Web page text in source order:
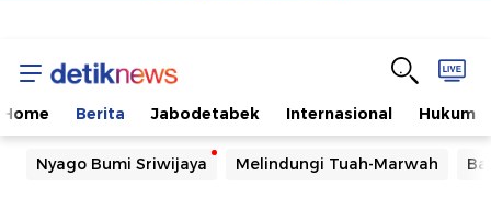
Home Berita Jabodetabek Internasional Hukum
Nyago Bumi Sriwijaya Melindungi Tuah-Marwah